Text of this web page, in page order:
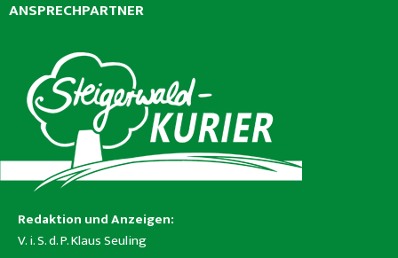
ANSPRECHPARTNER
Redaktion und Anzeigen:
V. i. S. d. P. Klaus Seuling